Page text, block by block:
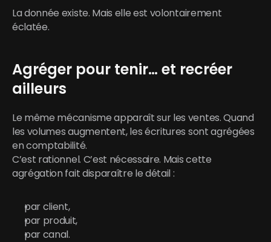
La donnée existe. Mais elle est volontairement
éclatée.
Agréger pour tenir… et recréer
ailleurs
Le même mécanisme apparaît sur les ventes. Quand
les volumes augmentent, les écritures sont agrégées
en comptabilité.
C’est rationnel. C’est nécessaire. Mais cette
agrégation fait disparaître le détail :
par client,
par produit,
par canal.